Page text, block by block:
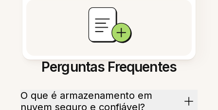
Perguntas Frequentes
O que é armazenamento em
nuvem seguro e confiável?